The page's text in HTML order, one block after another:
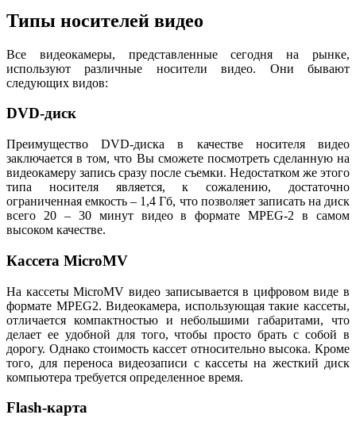
Типы носителей видео
Все видеокамеры, представленные сегодня на рынке,
используют различные носители видео. Они бывают
следующих видов:
DVD-диск
Преимущество DVD-диска в качестве носителя видео
заключается в том, что Вы сможете посмотреть сделанную на
видеокамеру запись сразу после съемки. Недостатком же этого
типа носителя является, к сожалению, достаточно
ограниченная емкость – 1,4 Гб, что позволяет записать на диск
всего 20 – 30 минут видео в формате MPEG-2 в самом
высоком качестве.
Кассета MicroMV
На кассеты MicroMV видео записывается в цифровом виде в
формате MPEG2. Видеокамера, использующая такие кассеты,
отличается компактностью и небольшими габаритами, что
делает ее удобной для того, чтобы просто брать с собой в
дорогу. Однако стоимость кассет относительно высока. Кроме
того, для переноса видеозаписи с кассеты на жесткий диск
компьютера требуется определенное время.
Flash-карта